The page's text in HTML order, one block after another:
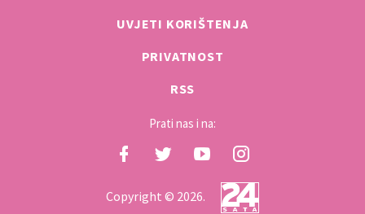
UVJETI KORIŠTENJA
PRIVATNOST
RSS
Prati nas i na:
Copyright © 2026.